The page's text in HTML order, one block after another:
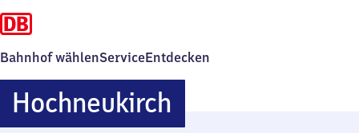
Bahnhof wählenServiceEntdecken
HochneukirchHochneukirch